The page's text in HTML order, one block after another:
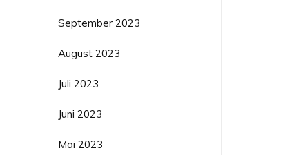
September 2023
August 2023
Juli 2023
Juni 2023
Mai 2023